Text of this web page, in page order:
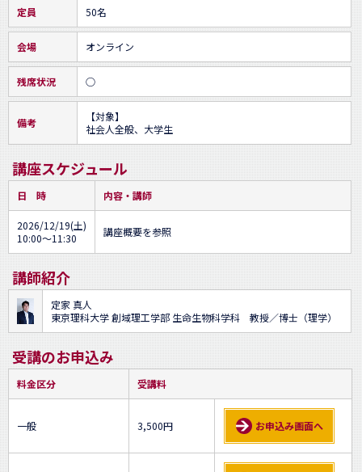
定員 50名
会場 オンライン
残席状況 ○
備考
【対象】
社会人全般、大学生
講座スケジュール
日 時 内容・講師
2026/12/19(土)
10:00～11:30
講座概要を参照
講師紹介
定家 真人
東京理科大学 創域理工学部 生命生物科学科 教授／博士（理学）
受講のお申込み
料金区分 受講料
一般 3,500円 お申込み画面へ